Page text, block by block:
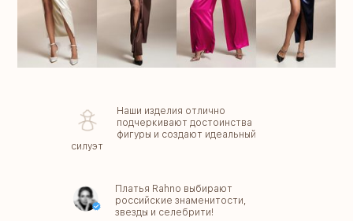
Наши изделия отлично
подчеркивают достоинства
фигуры и создают идеальный
силуэт
Платья Rahno выбирают
российские знаменитости,
звезды и селебрити!